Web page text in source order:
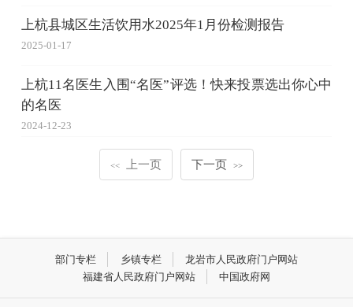
上杭县城区生活饮用水2025年1月份检测报告
2025-01-17
上杭11名医生入围“名医”评选！快来投票选出你心中
的名医
2024-12-23
<< 上一页 下一页 >>
部门专栏 乡镇专栏
龙岩市人民政府门户网站
福建省人民政府门户网站
中国政府网